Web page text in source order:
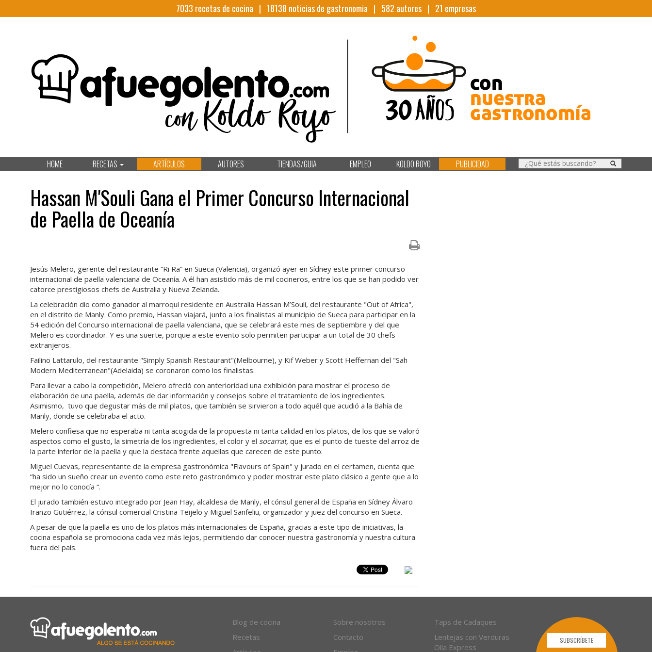
7033 recetas de cocina | 18138 noticias de gastronomia | 582 autores | 21 empresas
HOME RECETAS ARTÍCULOS AUTORES TIENDAS/GUIA EMPLEO KOLDO ROYO PUBLICIDAD
Hassan M'Souli Gana el Primer Concurso Internacional
de Paella de Oceanía
Jesús Melero, gerente del restaurante “Ri Ra” en Sueca (Valencia), organizó ayer en Sídney este primer concurso
internacional de paella valenciana de Oceanía. A él han asistido más de mil cocineros, entre los que se han podido ver
catorce prestigiosos chefs de Australia y Nueva Zelanda.
La celebración dio como ganador al marroquí residente en Australia Hassan M’Souli, del restaurante "Out of Africa",
en el distrito de Manly. Como premio, Hassan viajará, junto a los finalistas al municipio de Sueca para participar en la
54 edición del Concurso internacional de paella valenciana, que se celebrará este mes de septiembre y del que
Melero es coordinador. Y es una suerte, porque a este evento solo permiten participar a un total de 30 chefs
extranjeros.
Failino Lattarulo, del restaurante "Simply Spanish Restaurant"(Melbourne), y Kif Weber y Scott Heffernan del "Sah
Modern Mediterranean"(Adelaida) se coronaron como los finalistas.
Para llevar a cabo la competición, Melero ofreció con anterioridad una exhibición para mostrar el proceso de
elaboración de una paella, además de dar información y consejos sobre el tratamiento de los ingredientes.
Asimismo, tuvo que degustar más de mil platos, que también se sirvieron a todo aquél que acudió a la Bahía de
Manly, donde se celebraba el acto.
Melero confiesa que no esperaba ni tanta acogida de la propuesta ni tanta calidad en los platos, de los que se valoró
aspectos como el gusto, la simetría de los ingredientes, el color y el socarrat, que es el punto de tueste del arroz de
la parte inferior de la paella y que la destaca frente aquellas que carecen de este punto.
Miguel Cuevas, representante de la empresa gastronómica "Flavours of Spain" y jurado en el certamen, cuenta que
“ha sido un sueño crear un evento como este reto gastronómico y poder mostrar este plato clásico a gente que a lo
mejor no lo conocía “.
El jurado también estuvo integrado por Jean Hay, alcaldesa de Manly, el cónsul general de España en Sídney Álvaro
Iranzo Gutiérrez, la cónsul comercial Cristina Teijelo y Miguel Sanfeliu, organizador y juez del concurso en Sueca.
A pesar de que la paella es uno de los platos más internacionales de España, gracias a este tipo de iniciativas, la
cocina española se promociona cada vez más lejos, permitiendo dar conocer nuestra gastronomía y nuestra cultura
fuera del país.
Blog de cocina
Recetas
Sobre nosotros
Contacto
Taps de Cadaques
Lentejas con Verduras
Olla Express
SUBSCRÍBETE